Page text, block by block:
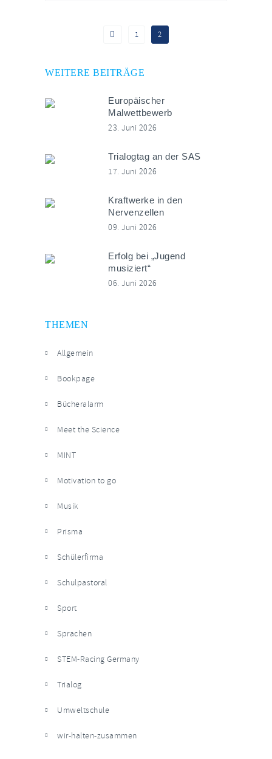
1 2
WEITERE BEITRÄGE
Europäischer
Malwettbewerb
23. Juni 2026
Trialogtag an der SAS
17. Juni 2026
Kraftwerke in den
Nervenzellen
09. Juni 2026
Erfolg bei „Jugend
musiziert“
06. Juni 2026
THEMEN
Allgemein
Bookpage
Bücheralarm
Meet the Science
MINT
Motivation to go
Musik
Prisma
Schülerfirma
Schulpastoral
Sport
Sprachen
STEM-Racing Germany
Trialog
Umweltschule
wir-halten-zusammen